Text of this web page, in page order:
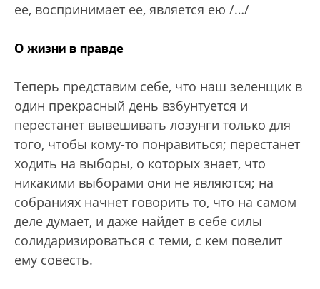
ее, воспринимает ее, является ею /…/
О жизни в правде
Теперь представим себе, что наш зеленщик в
один прекрасный день взбунтуется и
перестанет вывешивать лозунги только для
того, чтобы кому-то понравиться; перестанет
ходить на выборы, о которых знает, что
никакими выборами они не являются; на
собраниях начнет говорить то, что на самом
деле думает, и даже найдет в себе силы
солидаризироваться с теми, с кем повелит
ему совесть.